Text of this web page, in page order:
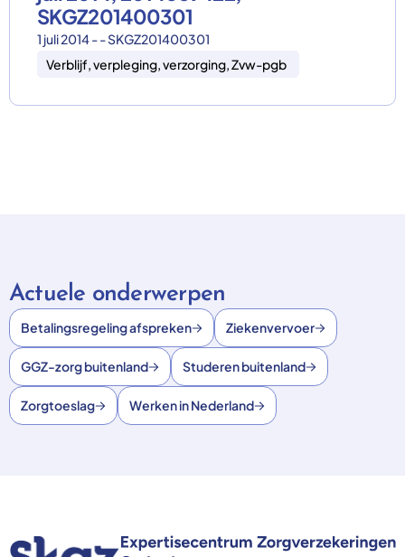
SKGZ201400301
1 juli 2014 - - SKGZ201400301
Verblijf, verpleging, verzorging, Zvw-pgb
Actuele onderwerpen
Betalingsregeling afspreken Ziekenvervoer
GGZ-zorg buitenland Studeren buitenland
Zorgtoeslag Werken in Nederland